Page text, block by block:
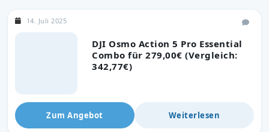
DJI Osmo Action 5 Pro Essential
Combo für 279,00€ (Vergleich:
342,77€)
14. Juli 2025
Zum Angebot Weiterlesen